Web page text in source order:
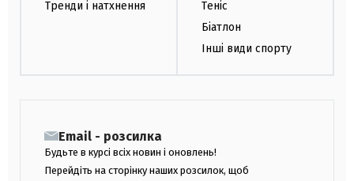
Тренди і натхнення
Теніс
Біатлон
Інші види спорту
Email - розсилка
Будьте в курсі всіх новин і оновлень!
Перейдіть на сторінку наших розсилок, щоб